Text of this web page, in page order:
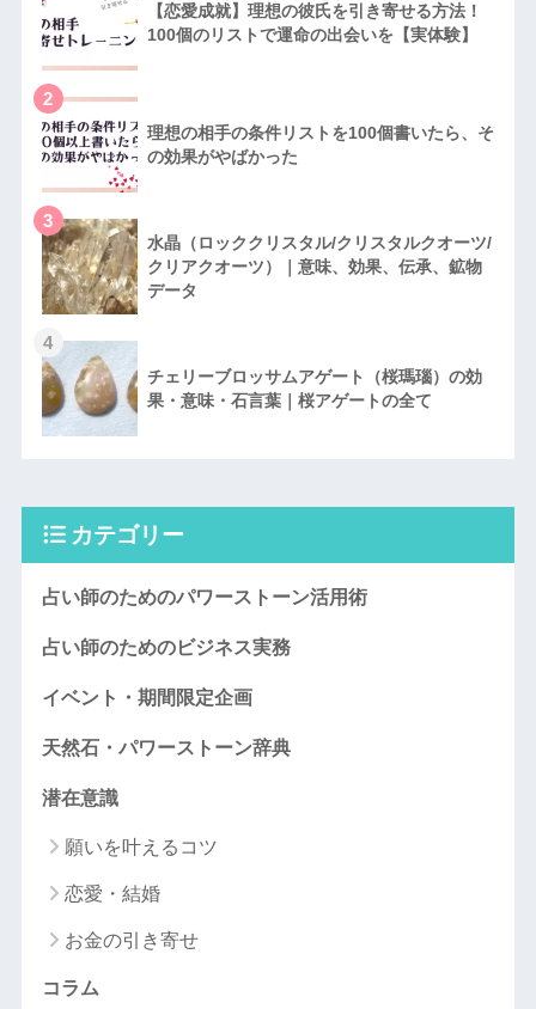
【恋愛成就】理想の彼氏を引き寄せる方法！
100個のリストで運命の出会いを【実体験】
2
理想の相手の条件リストを100個書いたら、そ
の効果がやばかった
3
水晶（ロッククリスタル/クリスタルクオーツ/
クリアクオーツ）｜意味、効果、伝承、鉱物
データ
4
チェリーブロッサムアゲート（桜瑪瑙）の効
果・意味・石言葉｜桜アゲートの全て
カテゴリー
占い師のためのパワーストーン活用術
占い師のためのビジネス実務
イベント・期間限定企画
天然石・パワーストーン辞典
潜在意識
願いを叶えるコツ
恋愛・結婚
お金の引き寄せ
コラム